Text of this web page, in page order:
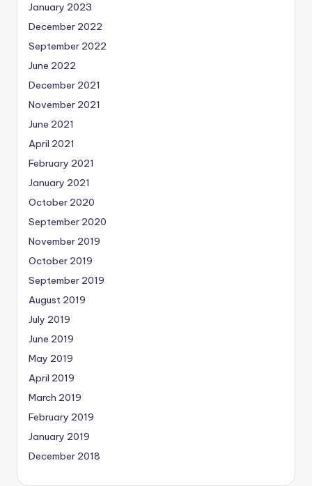
January 2023
December 2022
September 2022
June 2022
December 2021
November 2021
June 2021
April 2021
February 2021
January 2021
October 2020
September 2020
November 2019
October 2019
September 2019
August 2019
July 2019
June 2019
May 2019
April 2019
March 2019
February 2019
January 2019
December 2018